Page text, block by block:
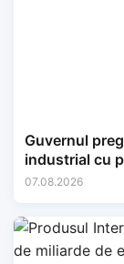
Guvernul
industrial cu
07.08.2026